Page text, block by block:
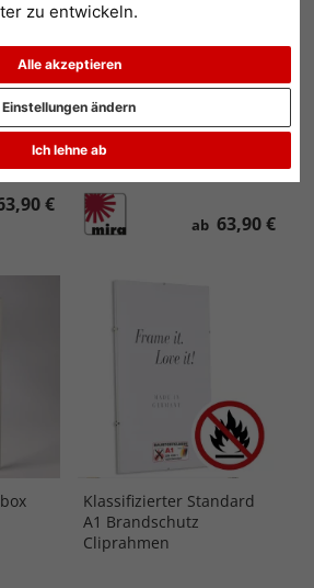
zu entwickeln.
Alle akzeptieren
Ich lehne ab
Einstellungen ändern
€
Medaillen- &
Urkundenrahmen 25x50
cm, weiß
ab 63,90 €
Klassifizierter Standard
A1 Brandschutz
Cliprahmen